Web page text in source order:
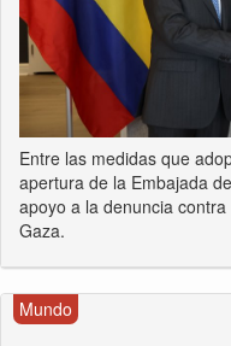
Entre las medidas que
apertura de la Embajada
apoyo a la denuncia
Gaza.
Mundo